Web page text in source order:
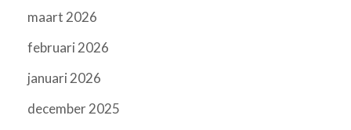
maart 2026
februari 2026
januari 2026
december 2025